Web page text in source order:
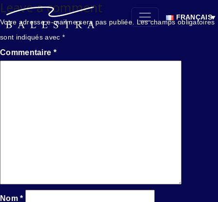
FRANÇAIS
Leave a comment
Votre adresse e-mail ne sera pas publiée.
Les champs obligatoires
sont indiqués avec *
Commentaire *
Nom*